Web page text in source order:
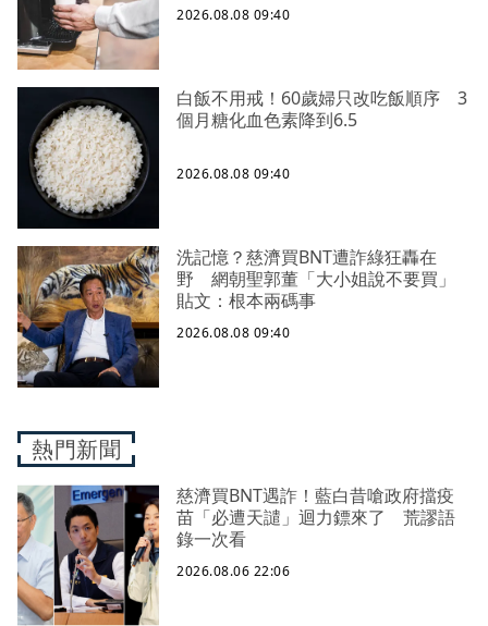
2026.08.08 09:40
白飯不用戒！60歲婦只改吃飯順序 3
個月糖化血色素降到6.5
2026.08.08 09:40
洗記憶？慈濟買BNT遭詐綠狂轟在
野 網朝聖郭董「大小姐說不要買」
貼文：根本兩碼事
2026.08.08 09:40
熱門新聞
慈濟買BNT遇詐！藍白昔嗆政府擋疫
苗「必遭天譴」迴力鏢來了 荒謬語
錄一次看
2026.08.06 22:06